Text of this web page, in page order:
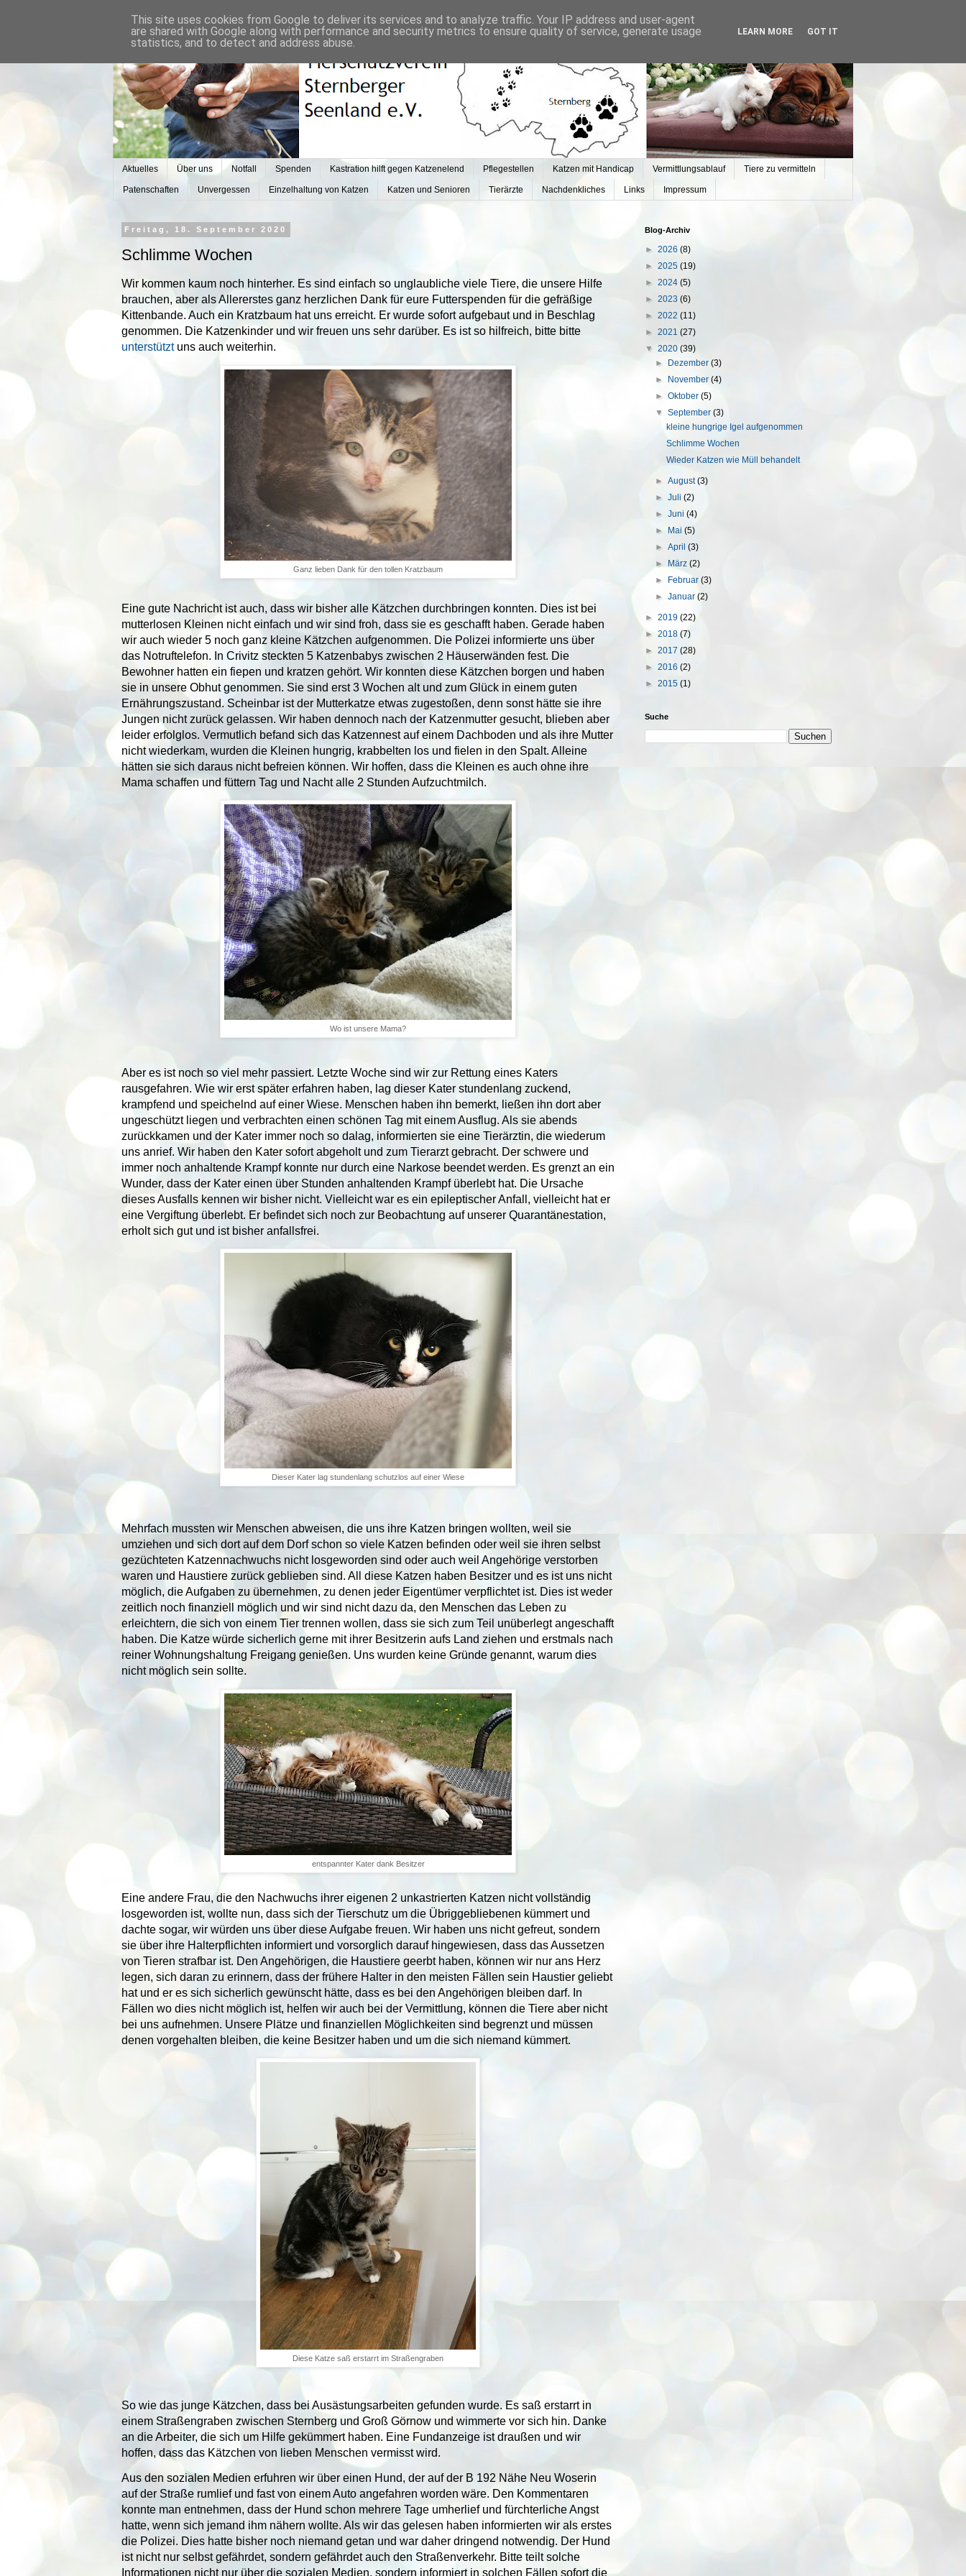
Aktuelles Über uns Notfall Spenden Kastration hilft gegen Katzenelend Pflegestellen Katzen mit Handicap Vermittlungsablauf Tiere zu vermitteln
Patenschaften Unvergessen Einzelhaltung von Katzen Katzen und Senioren Tierärzte Nachdenkliches Links Impressum
Freitag, 18. September 2020
Schlimme Wochen
Wir kommen kaum noch hinterher. Es sind einfach so unglaubliche viele Tiere, die unsere Hilfe
brauchen, aber als Allererstes ganz herzlichen Dank für eure Futterspenden für die gefräßige
Kittenbande. Auch ein Kratzbaum hat uns erreicht. Er wurde sofort aufgebaut und in Beschlag
genommen. Die Katzenkinder und wir freuen uns sehr darüber. Es ist so hilfreich, bitte bitte
unterstütztuns auch weiterhin.
Ganz lieben Dank für den tollen Kratzbaum
Eine gute Nachricht ist auch, dass wir bisher alle Kätzchen durchbringen konnten. Dies ist bei
mutterlosen Kleinen nicht einfach und wir sind froh, dass sie es geschafft haben. Gerade haben
wir auch wieder 5 noch ganz kleine Kätzchen aufgenommen. Die Polizei informierte uns über
das Notruftelefon. In Crivitz steckten 5 Katzenbabys zwischen 2 Häuserwänden fest. Die
Bewohner hatten ein fiepen und kratzen gehört. Wir konnten diese Kätzchen borgen und haben
sie in unsere Obhut genommen. Sie sind erst 3 Wochen alt und zum Glück in einem guten
Ernährungszustand. Scheinbar ist der Mutterkatze etwas zugestoßen, denn sonst hätte sie ihre
Jungen nicht zurück gelassen. Wir haben dennoch nach der Katzenmutter gesucht, blieben aber
leider erfolglos. Vermutlich befand sich das Katzennest auf einem Dachboden und als ihre Mutter
nicht wiederkam, wurden die Kleinen hungrig, krabbelten los und fielen in den Spalt. Alleine
hätten sie sich daraus nicht befreien können. Wir hoffen, dass die Kleinen es auch ohne ihre
Mama schaffen und füttern Tag und Nacht alle 2 Stunden Aufzuchtmilch.
Wo ist unsere Mama?
Aber es ist noch so viel mehr passiert. Letzte Woche sind wir zur Rettung eines Katers
rausgefahren. Wie wir erst später erfahren haben, lag dieser Kater stundenlang zuckend,
krampfend und speichelnd auf einer Wiese. Menschen haben ihn bemerkt, ließen ihn dort aber
ungeschützt liegen und verbrachten einen schönen Tag mit einem Ausflug. Als sie abends
zurückkamen und der Kater immer noch so dalag, informierten sie eine Tierärztin, die wiederum
uns anrief. Wir haben den Kater sofort abgeholt und zum Tierarzt gebracht. Der schwere und
immer noch anhaltende Krampf konnte nur durch eine Narkose beendet werden. Es grenzt an ein
Wunder, dass der Kater einen über Stunden anhaltenden Krampf überlebt hat. Die Ursache
dieses Ausfalls kennen wir bisher nicht. Vielleicht war es ein epileptischer Anfall, vielleicht hat er
eine Vergiftung überlebt. Er befindet sich noch zur Beobachtung auf unserer Quarantänestation,
erholt sich gut und ist bisher anfallsfrei.
Dieser Kater lag stundenlang schutzlos auf einer Wiese
Mehrfach mussten wir Menschen abweisen, die uns ihre Katzen bringen wollten, weil sie
umziehen und sich dort auf dem Dorf schon so viele Katzen befinden oder weil sie ihren selbst
gezüchteten Katzennachwuchs nicht losgeworden sind oder auch weil Angehörige verstorben
waren und Haustiere zurück geblieben sind. All diese Katzen haben Besitzer und es ist uns nicht
möglich, die Aufgaben zu übernehmen, zu denen jeder Eigentümer verpflichtet ist. Dies ist weder
zeitlich noch finanziell möglich und wir sind nicht dazu da, den Menschen das Leben zu
erleichtern, die sich von einem Tier trennen wollen, dass sie sich zum Teil unüberlegt angeschafft
haben. Die Katze würde sicherlich gerne mit ihrer Besitzerin aufs Land ziehen und erstmals nach
reiner Wohnungshaltung Freigang genießen. Uns wurden keine Gründe genannt, warum dies
nicht möglich sein sollte.
entspannter Kater dank Besitzer
Eine andere Frau, die den Nachwuchs ihrer eigenen 2 unkastrierten Katzen nicht vollständig
losgeworden ist, wollte nun, dass sich der Tierschutz um die Übriggebliebenen kümmert und
dachte sogar, wir würden uns über diese Aufgabe freuen. Wir haben uns nicht gefreut, sondern
sie über ihre Halterpflichten informiert und vorsorglich darauf hingewiesen, dass das Aussetzen
von Tieren strafbar ist. Den Angehörigen, die Haustiere geerbt haben, können wir nur ans Herz
legen, sich daran zu erinnern, dass der frühere Halter in den meisten Fällen sein Haustier geliebt
hat und er es sich sicherlich gewünscht hätte, dass es bei den Angehörigen bleiben darf. In
Fällen wo dies nicht möglich ist, helfen wir auch bei der Vermittlung, können die Tiere aber nicht
bei uns aufnehmen. Unsere Plätze und finanziellen Möglichkeiten sind begrenzt und müssen
denen vorgehalten bleiben, die keine Besitzer haben und um die sich niemand kümmert.
Diese Katze saß erstarrt im Straßengraben
So wie das junge Kätzchen, dass bei Ausästungsarbeiten gefunden wurde. Es saß erstarrt in
einem Straßengraben zwischen Sternberg und Groß Görnow und wimmerte vor sich hin. Danke
an die Arbeiter, die sich um Hilfe gekümmert haben. Eine Fundanzeige ist draußen und wir
hoffen, dass das Kätzchen von lieben Menschen vermisst wird.
Aus den sozialen Medien erfuhren wir über einen Hund, der auf der B 192 Nähe Neu Woserin
auf der Straße rumlief und fast von einem Auto angefahren worden wäre. Den Kommentaren
konnte man entnehmen, dass der Hund schon mehrere Tage umherlief und fürchterliche Angst
hatte, wenn sich jemand ihm nähern wollte. Als wir das gelesen haben informierten wir als erstes
die Polizei. Dies hatte bisher noch niemand getan und war daher dringend notwendig. Der Hund
ist nicht nur selbst gefährdet, sondern gefährdet auch den Straßenverkehr. Bitte teilt solche
Informationen nicht nur über die sozialen Medien, sondern informiert in solchen Fällen sofort die
Blog-Archiv
► 2026 (8)
► 2025 (19)
► 2024 (5)
► 2023 (6)
► 2022 (11)
► 2021 (27)
▼ 2020 (39)
► Dezember(3)
► November(4)
►Oktober(5)
▼September(3)
kleine hungrige Igel aufgenommen
Schlimme Wochen
Wieder Katzen wie Müll behandelt
►August(3)
►Juli(2)
►Juni(4)
► Mai(5)
►April(3)
► März(2)
► Februar(3)
►Januar(2)
► 2019 (22)
► 2018 (7)
► 2017 (28)
► 2016 (2)
► 2015 (1)
Suche
This site uses cookies from Google to deliver its services and to analyze traffic. Your IP address and user-agent
are shared with Google along with performance and security metrics to ensure quality of service, generate usage
statistics, and to detect and address abuse.
LEARN MORE GOT IT